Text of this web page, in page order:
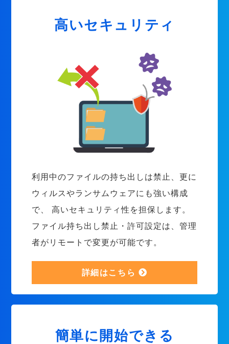
高いセキュリティ
利用中のファイルの持ち出しは禁止、更に
ウィルスやランサムウェアにも強い構成
で、 高いセキュリティ性を担保します。
ファイル持ち出し禁止・許可設定は、管理
者がリモートで変更が可能です。
詳細はこちら
簡単に開始できる